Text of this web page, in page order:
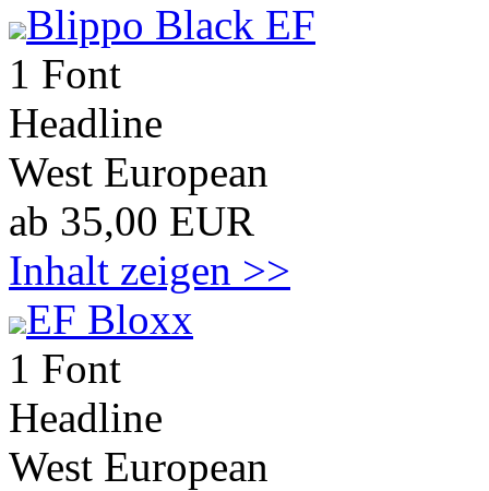
Blippo Black EF
1 Font
Headline
West European
ab 35,00 EUR
Inhalt zeigen >>
EF Bloxx
1 Font
Headline
West European